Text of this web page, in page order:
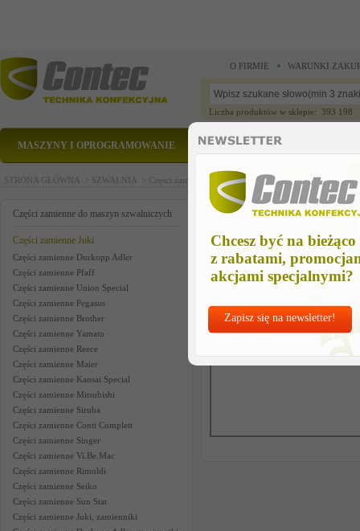
Chcesz być na bieżąco
z rabatami,
akcjami specjalnymi?
Zapisz się na newsletter!
O FIRMIE WARUNKI
Liczba produktów w sklepie: 393 198
MASZYNY I OPROGRAMOWANIE CZĘŚCI ZAMIENNE
STRONA GŁÓWNA > SZWALNIA > Części zamienne do maszyn szwalniczych >Części
Części zamienne do maszyn szwalniczych
Części zamienne Juki
Części zamienne Durkopp Adler
Części zamienne Pfaff
Części zamienne Union Special
Części zamienne Pegasus
Części zamienne Brother
Części zamienne Yamato
Części zamienne Reece
Części zamienne Maier
Części zamienne Kansai Special
Części zamienne Mitsubishi
Części zamienne Siruba
Części zamienne Conti Complett
Części zamienne Singer
Części zamienne Vi.Be.Mac
Części zamienne Rimoldi
Części zamienne Seiko
Części zamienne Sun Star
Części zamienne Juki, zamienniki
bed slide asm. , lh-1162